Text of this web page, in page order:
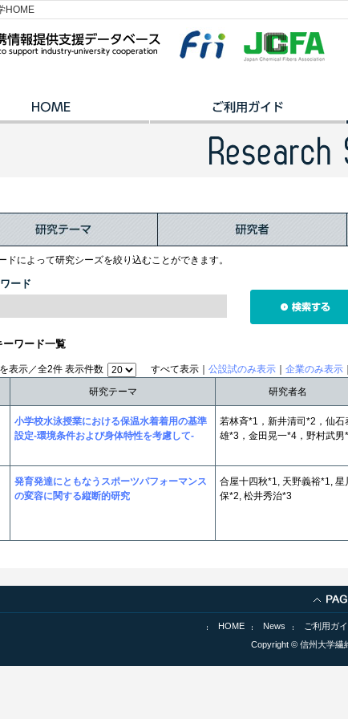
HOME
ドによって研究シーズを絞り込むことができます。
ード
ーワード一覧
表示／全2件 表示件数 すべて表示｜ 公設試のみ表示 企業のみ表示
研究テーマ 研究者名
小学校水泳授業における保温水着着用の基準
設定-環境条件および身体特性を考慮して-
若林斉*1，新井清司*2，仙石
雄*3，金田晃一*4，野村武男
発育発達にともなうスポーツパフォーマンス
の変容に関する縦断的研究
合屋十四秋*1, 天野義裕*1, 星
保*2, 松井秀治*3
HOME News ご利用ガ
Copyright © 信州大学繊